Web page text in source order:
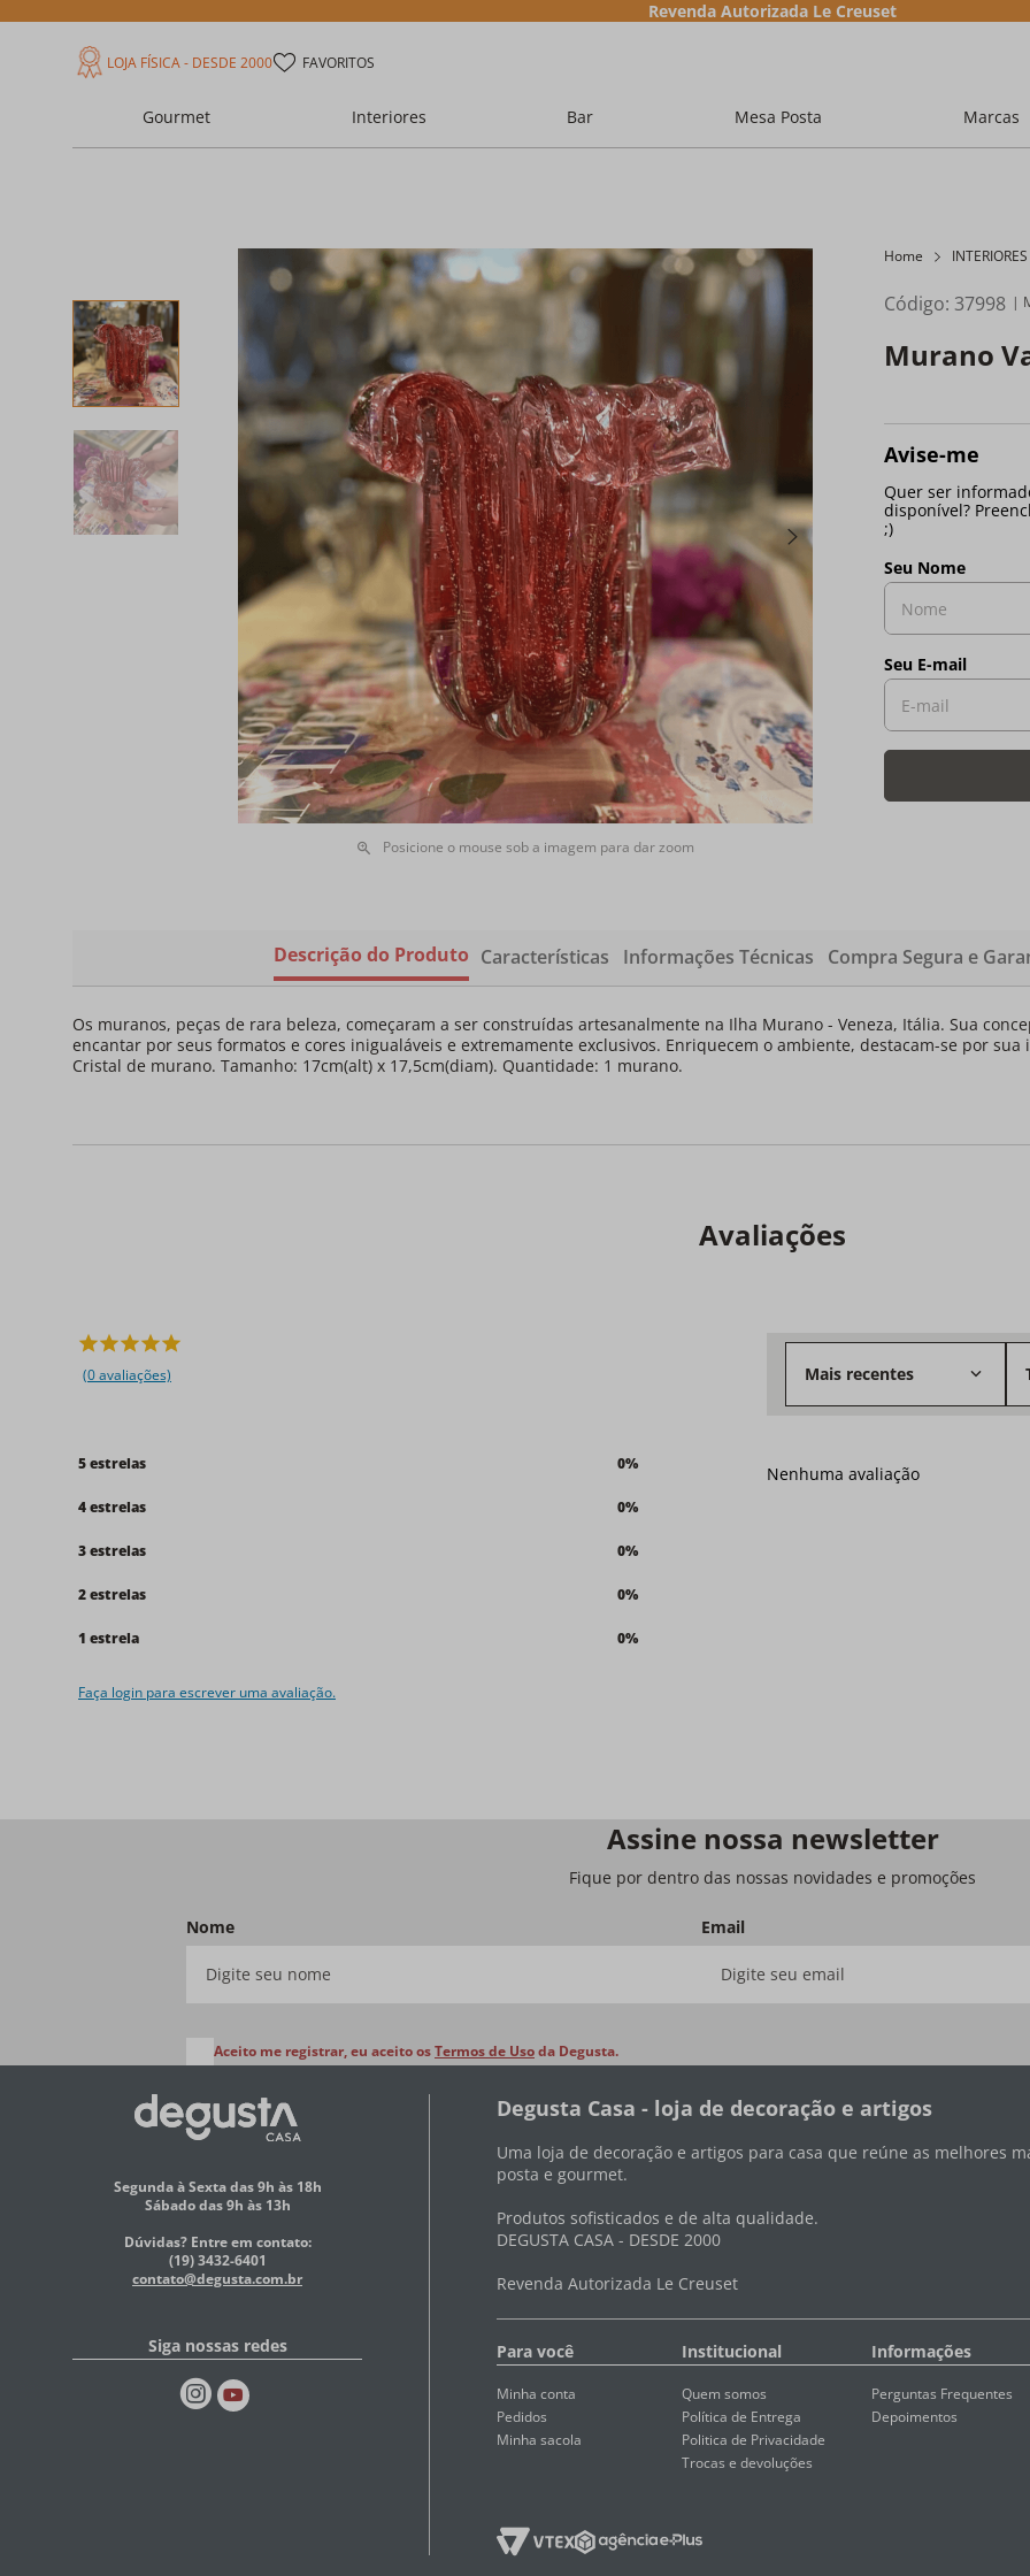
Revenda Autorizada Le Creuset
LOJA FÍSICA - DESDE 2000 FAVORITOS
Gourmet Interiores Bar Mesa Posta Marcas
Posicione o mouse sob a imagem para dar zoom
Home INTERIORES
Código:37998
Murano
Descrição do Produto Características Informações Técnicas Compra Segura e
Os muranos, peças de rara beleza, começaram a ser construídas artesanalmente na Ilha Murano - Veneza, Itália. Sua
encantar por seus formatos e cores inigualáveis e extremamente exclusivos. Enriquecem o ambiente, destacam-se por
Cristal de murano. Tamanho: 17cm(alt) x 17,5cm(diam). Quantidade: 1 murano.
Avaliações
(0 avaliações)
5 estrelas 0%
4 estrelas 0%
3 estrelas 0%
2 estrelas 0%
1 estrela 0%
Faça login para escrever uma avaliação.
Mais recentes
Nenhuma avaliação
Assine nossa newsletter
Fique por dentro das nossas novidades e promoções
Nome Email
Aceito me registrar, eu aceito osTermos de Usoda Degusta.
Segunda à Sexta das 9h às 18h
Sábado das 9h às 13h
Dúvidas? Entre em contato:
(19) 3432-6401
contato@degusta.com.br
Siga nossas redes
Degusta Casa - loja de decoração e artigos
Uma loja de decoração e artigos para casa que reúne as melhores
posta e gourmet.
Produtos sofisticados e de alta qualidade.
DEGUSTA CASA - DESDE 2000
Revenda Autorizada Le Creuset
Para você
Minha conta
Pedidos
Minha sacola
Institucional
Quem somos
Política de Entrega
Politica de Privacidade
Trocas e devoluções
Informações
Perguntas Frequentes
Depoimentos